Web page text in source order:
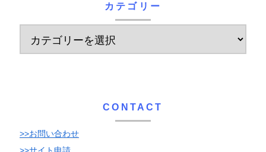
カテゴリー
CONTACT
>>お問い合わせ